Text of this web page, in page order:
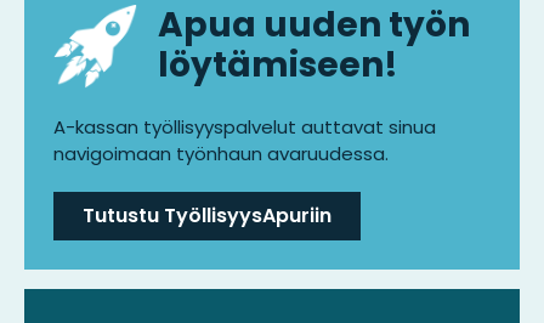
Apua uuden työn
löytämiseen!
A-kassan työllisyyspalvelut auttavat sinua
navigoimaan työnhaun avaruudessa.
Tutustu TyöllisyysApuriin